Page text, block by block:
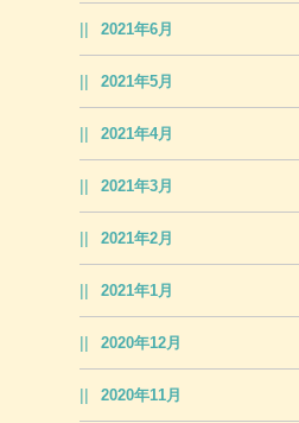
2021年6月
2021年5月
2021年4月
2021年3月
2021年2月
2021年1月
2020年12月
2020年11月